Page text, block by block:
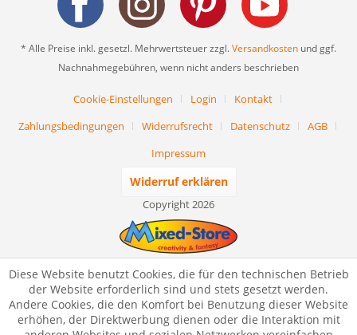
* Alle Preise inkl. gesetzl. Mehrwertsteuer zzgl.Versandkosten und ggf.
Nachnahmegebühren, wenn nicht anders beschrieben
Cookie-Einstellungen Login
Kontakt
Zahlungsbedingungen
Widerrufsrecht Datenschutz
AGB
Impressum
Widerruf erklären
Copyright 2026
Diese Website benutzt Cookies, die für den technischen Betrieb
der Website erforderlich sind und stets gesetzt werden.
Andere Cookies, die den Komfort bei Benutzung dieser Website
erhöhen, der Direktwerbung dienen oder die Interaktion mit